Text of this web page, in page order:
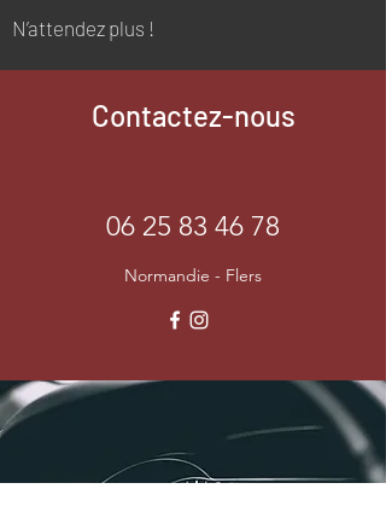
N’attendez plus !
Contactez-nous
06 25 83 46 78
Normandie - Flers